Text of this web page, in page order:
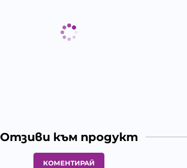
Отзиви към продукт
КОМЕНТИРАЙ